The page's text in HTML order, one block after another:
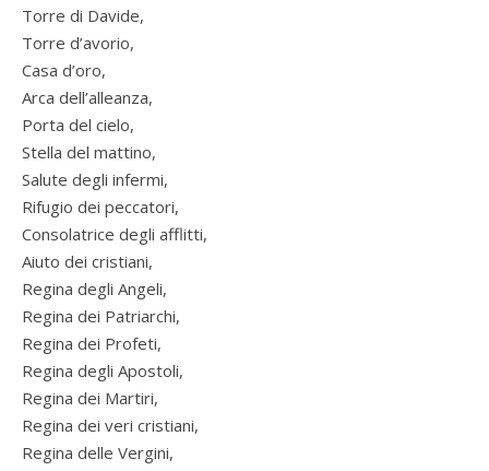
Torre di Davide,
Torre d’avorio,
Casa d’oro,
Arca dell’alleanza,
Porta del cielo,
Stella del mattino,
Salute degli infermi,
Rifugio dei peccatori,
Consolatrice degli afflitti,
Aiuto dei cristiani,
Regina degli Angeli,
Regina dei Patriarchi,
Regina dei Profeti,
Regina degli Apostoli,
Regina dei Martiri,
Regina dei veri cristiani,
Regina delle Vergini,